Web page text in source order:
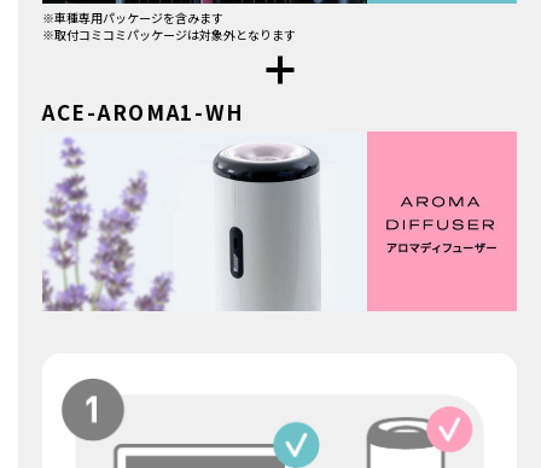
※車種専用パッケージを含みます
※取付コミコミパッケージは対象外となります
ACE-AROMA1-WH